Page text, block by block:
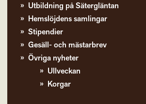
Utbildning på Sätergläntan
Hemslöjdens samlingar
Stipendier
Gesäll- och mästarbrev
Övriga nyheter
Ullveckan
Korgar